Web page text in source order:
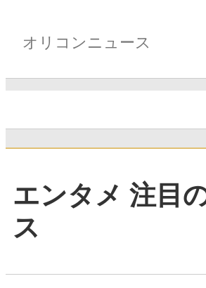
オリコンニュース
エンタメ 注目
ス